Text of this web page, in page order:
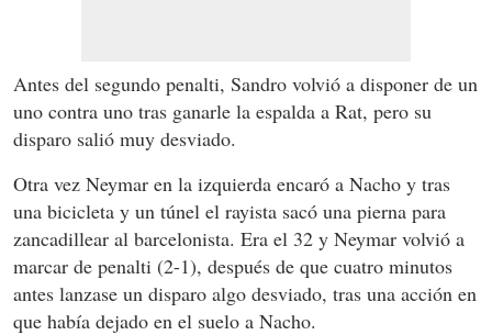
Antes del segundo penalti, Sandro volvió a disponer de un
uno contra uno tras ganarle la espalda a Rat, pero su
disparo salió muy desviado.
Otra vez Neymar en la izquierda encaró a Nacho y tras
una bicicleta y un túnel el rayista sacó una pierna para
zancadillear al barcelonista. Era el 32 y Neymar volvió a
marcar de penalti (2-1), después de que cuatro minutos
antes lanzase un disparo algo desviado, tras una acción en
que había dejado en el suelo a Nacho.